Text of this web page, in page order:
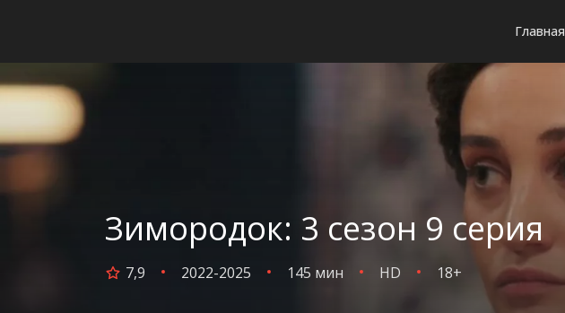
Главная
Зимородок: 3 сезон 9 серия
7,9 2022-2025 145 мин HD 18+